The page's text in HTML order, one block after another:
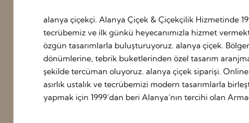
alanya çiçekçi. Alanya Çiçek & Çiçekçilik Hizmetinde
tecrübemiz ve ilk günkü heyecanımızla hizmet
özgün tasarımlarla buluşturuyoruz. alanya çiçek.
dönümlerine, tebrik buketlerinden özel tasarım
şekilde tercüman oluyoruz. alanya çiçek siparişi.
asırlık ustalık ve tecrübemizi modern tasarımlarla
yapmak için 1999’dan beri Alanya’nın tercihi olan